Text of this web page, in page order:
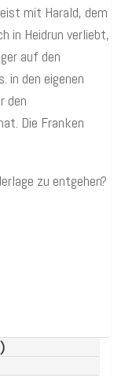
mit Harald, dem
in Heidrun verliebt,
auf den
in den eigenen
den
Die Franken
zu entgehen?